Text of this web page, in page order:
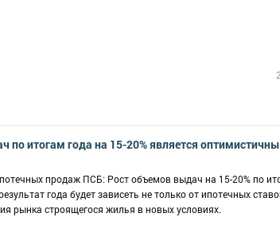
итогам года на 15-20% является
продаж ПСБ: Рост объемов выдач на 15-20% по
года будет зависеть не только от ипотечных
рынка строящегося жилья в новых условиях.